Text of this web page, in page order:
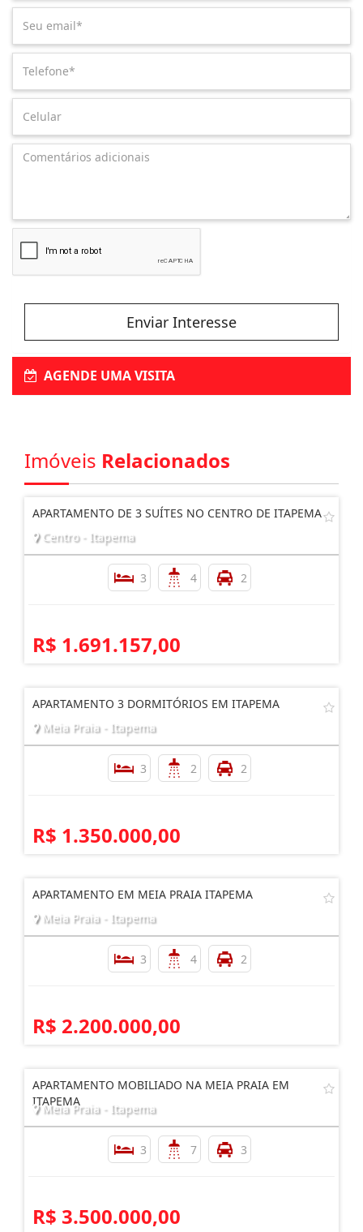
Enviar Interesse
AGENDE UMA VISITA
Imóveis Relacionados
APARTAMENTO DE 3 SUÍTES NO CENTRO DE ITAPEMA
Centro - Itapema
3 4 2
R$ 1.691.157,00
APARTAMENTO 3 DORMITÓRIOS EM ITAPEMA
Meia Praia - Itapema
3 2 2
R$ 1.350.000,00
APARTAMENTO EM MEIA PRAIA ITAPEMA
Meia Praia - Itapema
3 4 2
R$ 2.200.000,00
APARTAMENTO MOBILIADO NA MEIA PRAIA EM
ITAPEMA
Meia Praia - Itapema
3 7 3
R$ 3.500.000,00